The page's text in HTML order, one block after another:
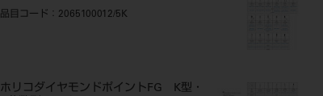
品目コード ：2065100012/5K
ホリコダイヤモンドポイントFG K型・